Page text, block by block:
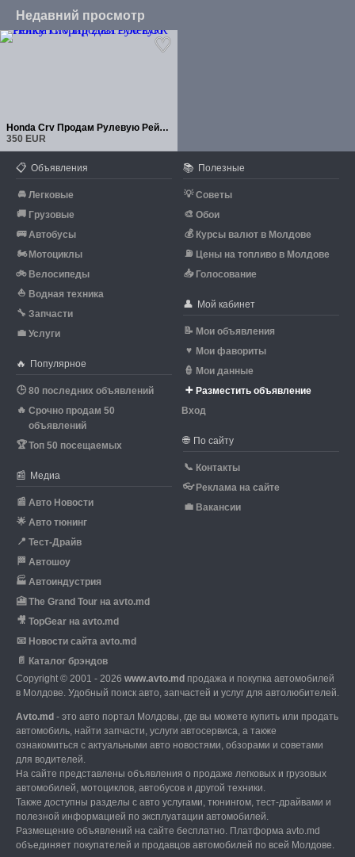
Недавний просмотр
Honda Crv Продам Рулевую Рейку Гибрид 2021
350 EUR
📋 Объявления
🚘 Легковые
🚚 Грузовые
🚌 Автобусы
🏍 Мотоциклы
🚲 Велосипеды
⛵ Водная техника
🔧 Запчасти
💼 Услуги
🔥 Популярное
🕒 80 последних объявлений
🔥 Срочно продам 50
объявлений
🏆Топ 50 посещаемых
📰 Медиа
📰 Авто Новости
🌟 Авто тюнинг
📍 Тест-Драйв
🏁 Автошоу
🏭 Автоиндустрия
🎦 The Grand Tour на avto.md
🎥 TopGear на avto.md
📧 Новости сайта avto.md
📄 Каталог брэндов
📚 Полезные
💡 Советы
🎨 Обои
💰 Курсы валют в Молдове
⛽ Цены на топливо в Молдове
📥 Голосование
👤 Мой кабинет
📝 Мои объявления
♥ Мои фавориты
👮 Мои данные
➕ Разместить объявление
Вход
🌐 По сайту
📞 Контакты
👓 Реклама на сайте
💼 Вакансии
Copyright © 2001 - 2026 www.avto.md продажа и покупка автомобилей
в Молдове. Удобный поиск авто, запчастей и услуг для автолюбителей.
Avto.md - это авто портал Молдовы, где вы можете купить или продать
автомобиль, найти запчасти, услуги автосервиса, а также
ознакомиться с актуальными авто новостями, обзорами и советами
для водителей.
На сайте представлены объявления о продаже легковых и грузовых
автомобилей, мотоциклов, автобусов и другой техники.
Также доступны разделы с авто услугами, тюнингом, тест-драйвами и
полезной информацией по эксплуатации автомобилей.
Размещение объявлений на сайте бесплатно. Платформа avto.md
объединяет покупателей и продавцов автомобилей по всей Молдове.